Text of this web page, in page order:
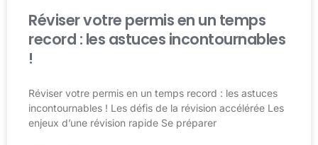
Réviser votre permis en un temps
record : les astuces incontournables
!
Réviser votre permis en un temps record : les astuces
incontournables ! Les défis de la révision accélérée Les
enjeux d’une révision rapide Se préparer